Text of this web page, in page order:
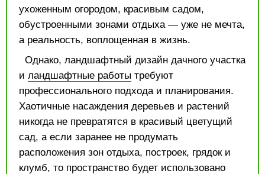
ухоженным огородом, красивым садом,
обустроенными зонами отдыха — уже не мечта,
а реальность, воплощенная в жизнь.
Однако, ландшафтный дизайн дачного участка
и ландшафтные работы требуют
профессионального подхода и планирования.
Хаотичные насаждения деревьев и растений
никогда не превратятся в красивый цветущий
сад, а если заранее не продумать
расположения зон отдыха, построек, грядок и
клумб, то пространство будет использовано